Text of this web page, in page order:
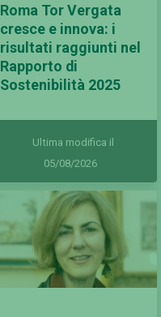
Roma Tor Vergata
cresce e innova: i
risultati raggiunti nel
Rapporto di
Sostenibilità 2025
Ultima modifica il
05/08/2026